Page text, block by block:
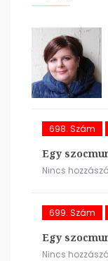
698. Szám
Egy
Nincs
699. Szám
Egy
Nincs